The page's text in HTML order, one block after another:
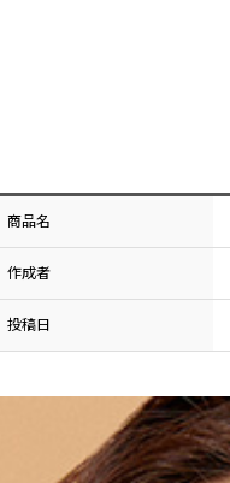
商品名
作成者
投稿日